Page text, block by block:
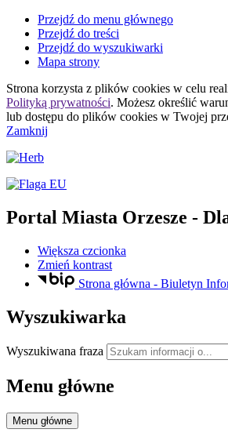
Przejdź do menu głównego
Przejdź do treści
Przejdź do wyszukiwarki
Mapa strony
Strona korzysta z plików cookies w celu
Polityką prywatności. Możesz określić
lub dostępu do plików cookies w Twojej
Zamknij
Portal Miasta Orzesze -
Większa czcionka
Zmień kontrast
Strona główna - Biuletyn
Wyszukiwarka
Wyszukiwana fraza
Menu główne
Menu główne